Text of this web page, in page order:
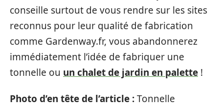
conseille surtout de vous rendre sur les sites
reconnus pour leur qualité de fabrication
comme Gardenway.fr, vous abandonnerez
immédiatement l’idée de fabriquer une
tonnelle ou un chalet de jardin en palette !
Photo d’en tête de l’article :Tonnelle